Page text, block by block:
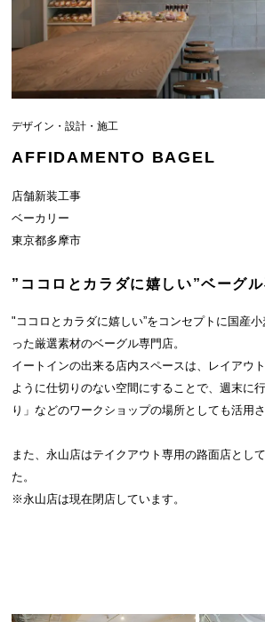
デザイン・設計・施工
AFFIDAMENTO BAGEL
店舗新装工事
ベーカリー
東京都多摩市
”ココロとカラダに嬉しい”ベーグ
"ココロとカラダに嬉しい”をコンセプトに国産
った厳選素材のベーグル専門店。
イートインの出来る店内スペースは、レイアウ
ように仕切りのない空間にすることで、週末に
り」などのワークショップの場所としても活用さ
また、永山店はテイクアウト専用の路面店とし
た。
※永山店は現在閉店しています。